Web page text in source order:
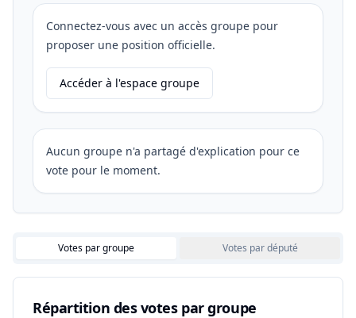
Connectez-vous avec un accès groupe pour
proposer une position officielle.
Accéder à l'espace groupe
Aucun groupe n'a partagé d'explication pour ce
vote pour le moment.
Votes par groupe Votes par député
Répartition des votes par groupe